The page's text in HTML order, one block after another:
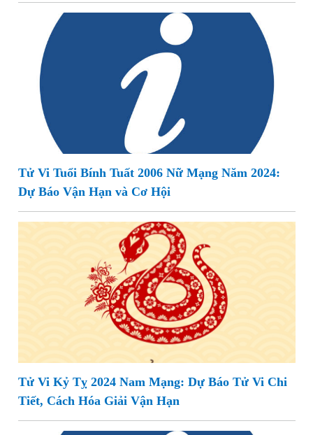
Tử Vi Tuổi Bính Tuất 2006 Nữ Mạng Năm 2024:
Dự Báo Vận Hạn và Cơ Hội
Tử Vi Kỷ Tỵ 2024 Nam Mạng: Dự Báo Tử Vi Chi
Tiết, Cách Hóa Giải Vận Hạn